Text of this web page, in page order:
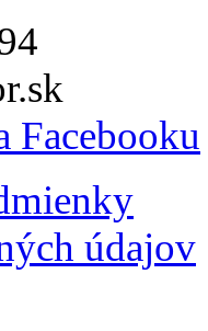
Facebooku
údajov